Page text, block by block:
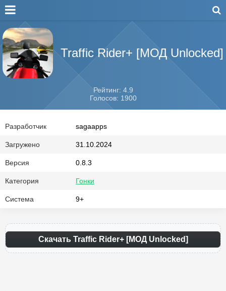
Traffic Rider+ [МОД Unlocked]
Рейтинг: 4.9
Голосов: 1900
Разработчик sagaapps
Загружено 31.10.2024
Версия 0.8.3
Категория Гонки
Система 9+
Скачать Traffic Rider+ [МОД Unlocked]